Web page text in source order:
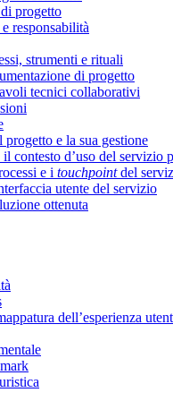
progetto
responsabilità
strumenti e rituali
di progetto
tecnici collaborativi
e la sua gestione
contesto d’uso del servizio
e i touchpointdel
utente del servizio
ottenuta
dell’esperienza